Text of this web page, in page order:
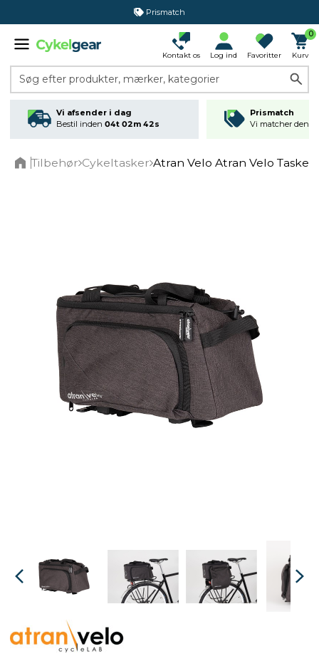
Prismatch
365 dages returret
Kontakt os Log ind Favoritter
0
Kurv
Søg efter produkter, mærker, kategorier
Vi afsender i dag
Bestil inden 04t 02m 41s
Prismatch
Vi matcher den
Tilbehør Cykeltasker Atran Velo Atran Velo Taske